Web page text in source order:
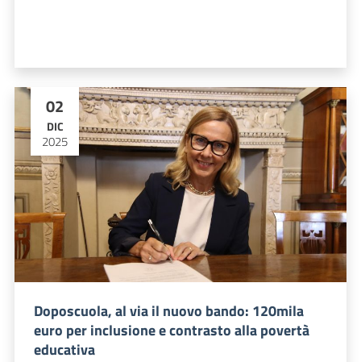
02
DIC
2025
Doposcuola, al via il nuovo bando: 120mila
euro per inclusione e contrasto alla povertà
educativa